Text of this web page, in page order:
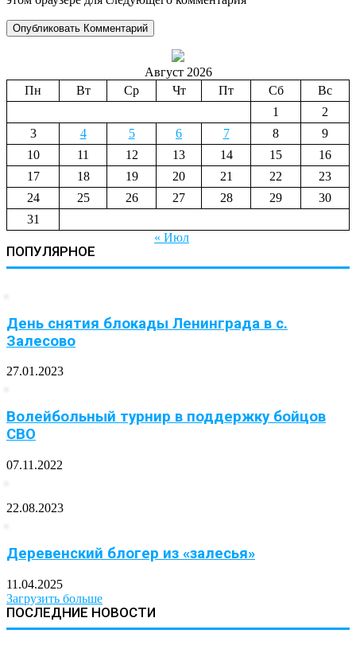
Август 2026
Пн
Вт Ср Чт Пт Сб
Вс
1
2
3
4 5 6 7 8
9
10
11 12 13 14 15
16
17
18 19 20 21 22
23
24
25 26 27 28 29
30
31
« Июл
ПОПУЛЯРНОЕ
День снятия блокады Ленинграда в с.
Залесово
27.01.2023
Волейбольный турнир в поддержку бойцов
СВО
07.11.2022
22.08.2023
Деревенский блогер из «залесья»
11.04.2025
Загрузить больше
ПОСЛЕДНИЕ НОВОСТИ